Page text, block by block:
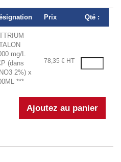
Prix Qté :
mg/L
(dans
2%) x
***
78,35 € HT